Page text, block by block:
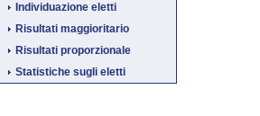
Individuazione eletti
Risultati maggioritario
Risultati proporzionale
Statistiche sugli eletti